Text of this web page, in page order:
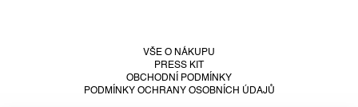
VŠE O NÁKUPU
PRESS KIT
OBCHODNÍ PODMÍNKY
PODMÍNKY OCHRANY OSOBNÍCH ÚDAJŮ